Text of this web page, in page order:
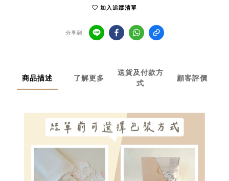
加入追蹤清單
分享到
商品描述 了解更多
送貨及付款方
式
顧客評價